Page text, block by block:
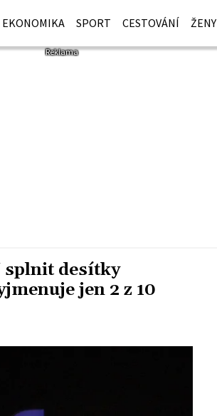
EKONOMIKA SPORT CESTOVÁNÍ ŽENY
splnit desítky
jen 2 z 10